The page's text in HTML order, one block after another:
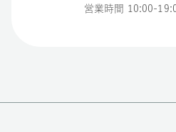
営業時間 10:00-